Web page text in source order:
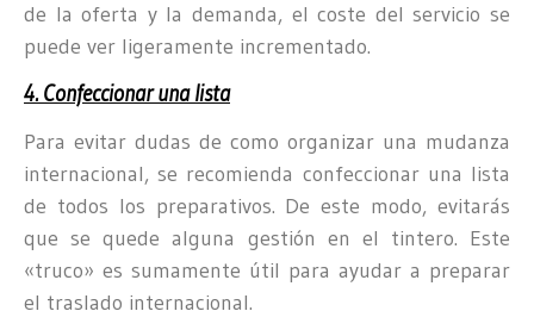
de la oferta y la demanda, el coste del servicio se
puede ver ligeramente incrementado.
4. Confeccionar una lista
Para evitar dudas de como organizar una mudanza
internacional, se recomienda confeccionar una lista
de todos los preparativos. De este modo, evitarás
que se quede alguna gestión en el tintero. Este
«truco» es sumamente útil para ayudar a preparar
el traslado internacional.